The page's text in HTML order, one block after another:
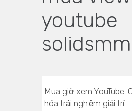
youtube
solidsmm
Mua giờ xem YouTube:
hóa trải nghiệm giải trí